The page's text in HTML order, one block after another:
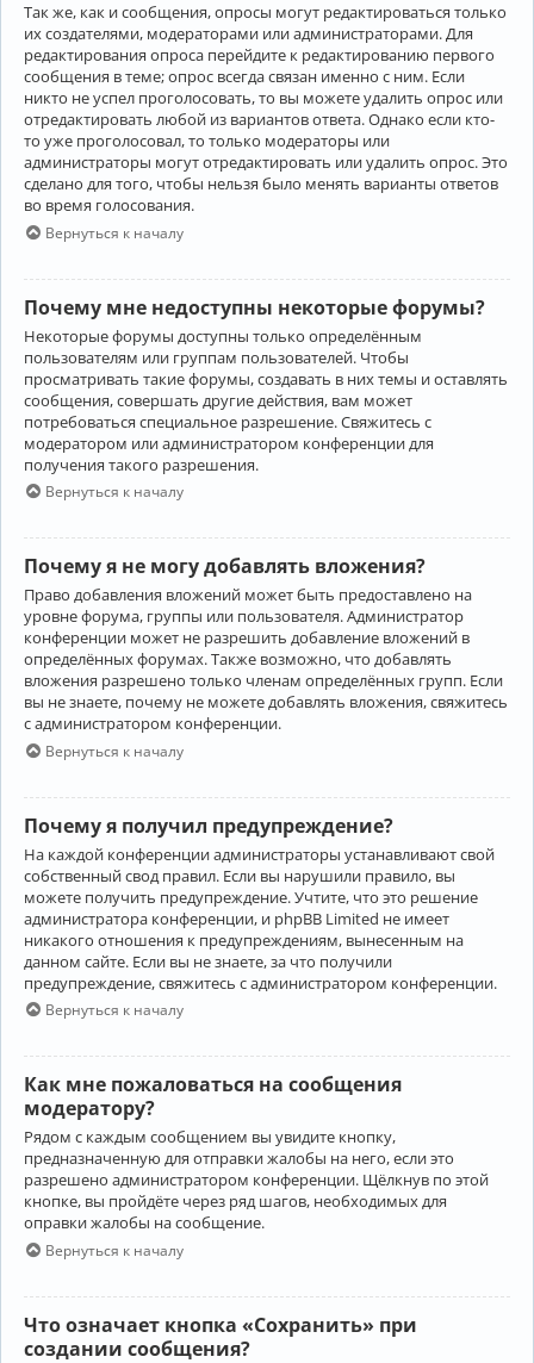
Так же, как и сообщения, опросы могут редактироваться только
их создателями, модераторами или администраторами. Для
редактирования опроса перейдите к редактированию первого
сообщения в теме; опрос всегда связан именно с ним. Если
никто не успел проголосовать, то вы можете удалить опрос или
отредактировать любой из вариантов ответа. Однако если кто-
то уже проголосовал, то только модераторы или
администраторы могут отредактировать или удалить опрос. Это
сделано для того, чтобы нельзя было менять варианты ответов
во время голосования.
Вернуться к началу
Почему мне недоступны некоторые форумы?
Некоторые форумы доступны только определённым
пользователям или группам пользователей. Чтобы
просматривать такие форумы, создавать в них темы и оставлять
сообщения, совершать другие действия, вам может
потребоваться специальное разрешение. Свяжитесь с
модератором или администратором конференции для
получения такого разрешения.
Вернуться к началу
Почему я не могу добавлять вложения?
Право добавления вложений может быть предоставлено на
уровне форума, группы или пользователя. Администратор
конференции может не разрешить добавление вложений в
определённых форумах. Также возможно, что добавлять
вложения разрешено только членам определённых групп. Если
вы не знаете, почему не можете добавлять вложения, свяжитесь
с администратором конференции.
Вернуться к началу
Почему я получил предупреждение?
На каждой конференции администраторы устанавливают свой
собственный свод правил. Если вы нарушили правило, вы
можете получить предупреждение. Учтите, что это решение
администратора конференции, и phpBB Limited не имеет
никакого отношения к предупреждениям, вынесенным на
данном сайте. Если вы не знаете, за что получили
предупреждение, свяжитесь с администратором конференции.
Вернуться к началу
Как мне пожаловаться на сообщения
модератору?
Рядом с каждым сообщением вы увидите кнопку,
предназначенную для отправки жалобы на него, если это
разрешено администратором конференции. Щёлкнув по этой
кнопке, вы пройдёте через ряд шагов, необходимых для
оправки жалобы на сообщение.
Вернуться к началу
Что означает кнопка «Сохранить» при
создании сообщения?